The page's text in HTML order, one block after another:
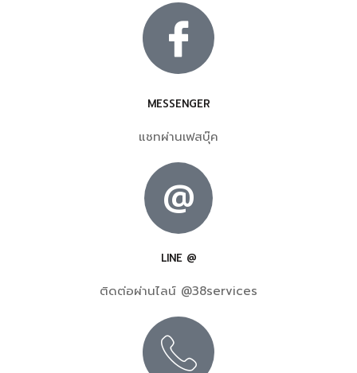
MESSENGER
แชทผ่านเฟสบุ๊ค
@
LINE @
ติดต่อผ่านไลน์ @38services